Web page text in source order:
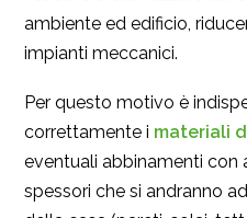
ambiente ed edificio,
impianti meccanici.
Per questo motivo è
correttamente i materiali
eventuali abbinamenti con
spessori che si andranno